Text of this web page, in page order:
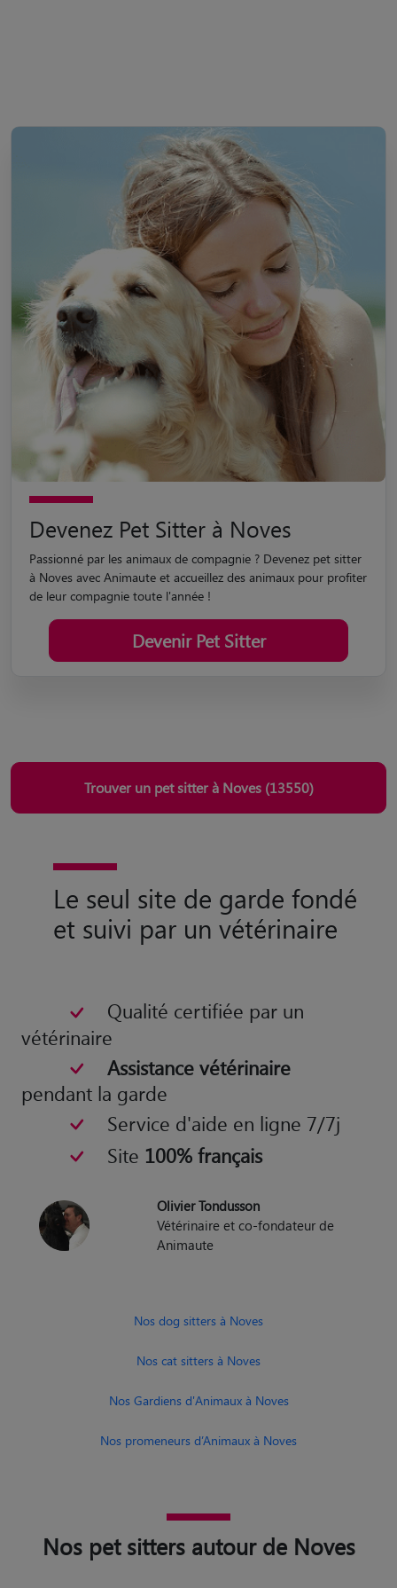
Devenez Pet Sitter à Noves
Passionné par les animaux de compagnie ? Devenez pet sitter
à Noves avec Animaute et accueillez des animaux pour profiter
de leur compagnie toute l'année !
Devenir Pet Sitter
Trouver un pet sitter à Noves (13550)
Le seul site de garde fondé
et suivi par un vétérinaire
Qualité certifiée par un
vétérinaire
Assistance vétérinaire
pendant la garde
Service d'aide en ligne 7/7j
Site 100% français
Olivier Tondusson
Vétérinaire et co-fondateur de
Animaute
Nos dog sitters à Noves
Nos cat sitters à Noves
Nos Gardiens d'Animaux à Noves
Nos promeneurs d’Animaux à Noves
Nos pet sitters autour de Noves